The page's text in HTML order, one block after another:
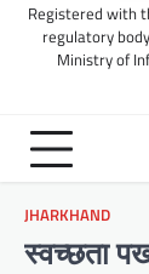
Registered with
regulatory
Ministry of
JHARKHAND
स्वच्छता